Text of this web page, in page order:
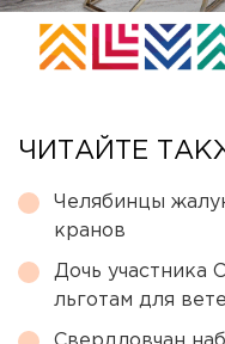
ЧИТАЙТЕ
Челябинцы
кранов
Дочь участника
льготам для